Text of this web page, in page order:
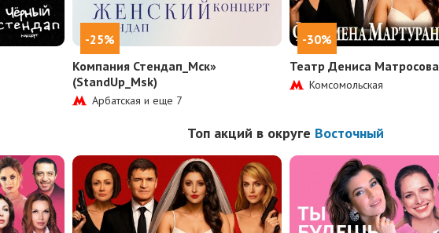
-25%
Компания Стендап_Мск»
(StandUp_Msk)
Арбатская и еще 7
-30%
Театр Дениса Матросова
Комсомольская
Топ акций в округе Восточный